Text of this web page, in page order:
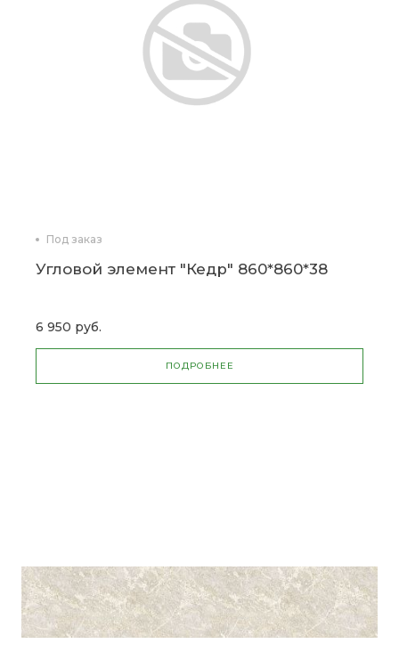
Под заказ
Угловой элемент "Кедр" 860*860*38
6 950 руб.
ПОДРОБНЕЕ